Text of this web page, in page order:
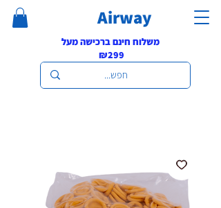
Airway
משלוח חינם ברכישה מעל
₪299